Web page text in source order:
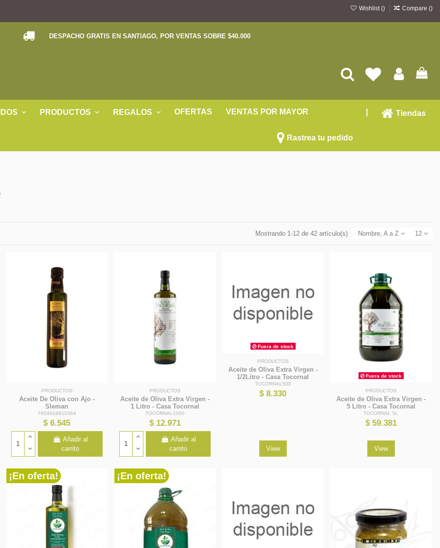
Wishlist () Compare ()
DESPACHO GRATIS EN SANTIAGO, POR VENTAS SOBRE $40.000
PRODUCTOS REGALOS OFERTAS VENTAS POR MAYOR Tiendas
Rastrea tu pedido
Mostrando 1-12 de 42 artículo(s) Nombre, A a Z 12
PRODUCTOS
Aceite De Oliva con Ajo -
Sleman
7804618810364
$ 6.545
Añadir al
carrito
PRODUCTOS
Aceite de Oliva Extra Virgen -
1 Litro - Casa Tocornal
TOCORNAL1000
$ 12.971
Añadir al
carrito
Fuera de stock
PRODUCTOS
Aceite de Oliva Extra Virgen -
1/2Litro - Casa Tocornal
TOCORNAL500
$ 8.330
View
Fuera de stock
PRODUCTOS
Aceite de Oliva Extra Virgen -
5 Litro - Casa Tocornal
TOCORNAL 5L
$ 59.381
View
¡En oferta! ¡En oferta!